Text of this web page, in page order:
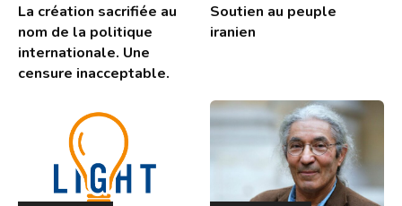
La création sacrifiée au
nom de la politique
internationale. Une
censure inacceptable.
Soutien au peuple
iranien